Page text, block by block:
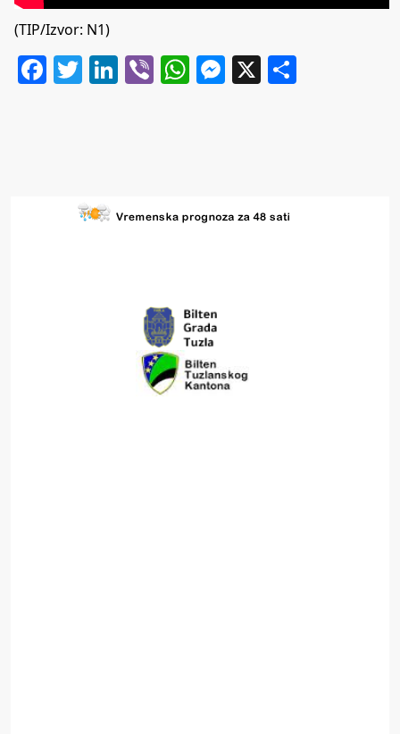
(TIP/Izvor: N1)
Facebook
Twitter
LinkedIn
ViberWhatsApp
Messenger
X